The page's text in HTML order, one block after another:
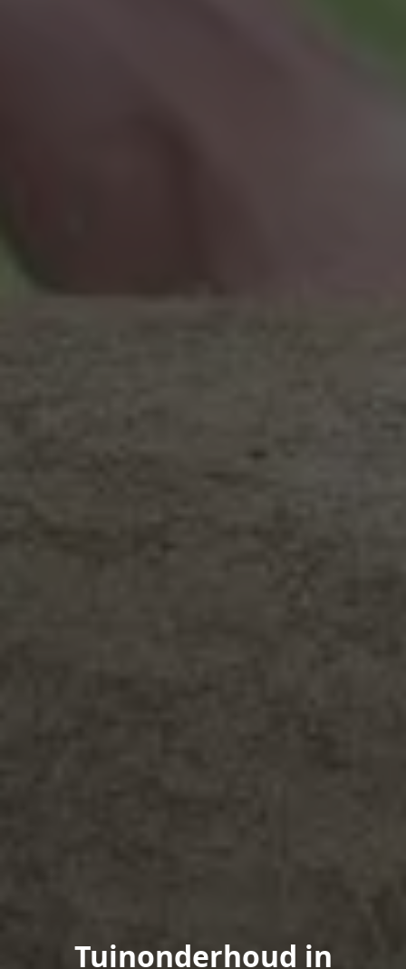
Tuinonderhoud in